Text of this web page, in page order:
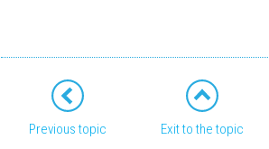
Previous topic Exit to the topic